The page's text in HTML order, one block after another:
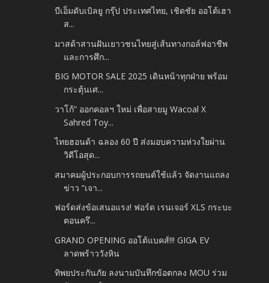
บีเอ็มดับเบิลยู กรุ๊ป ประเทศไทย, เชิดชัย ออโต้เฮา
ส...
มาสด้าสานฝันเยาวชนไทยสู่เส้นทางกอล์ฟอาชีพ
และการศึก...
BIG MOTOR SALE 2025 เดินหน้าทุกฝ่าย พร้อม
กระตุ้นเศ...
วาโก้” ออกคอลฯ ใหม่ เพื่อสายมู Wacoal X
Sahred Toy...
ไทยฮอนด้า ฉลอง 60 ปี ส่งมอบความห่วงใยผ่าน
วิดีโอสุด...
สมาคมผู้ประกอบการรถยนต์ใช้แล้ว จัดงานแถลง
ข่าว “เจา...
ฟอร์ดส่งข้อเสนอแรง! ฟอร์ด เรนเจอร์ XLS กระบะ
ตอนครึ...
GRAND OPENING ออโต้แบคส์!!! GIGA EV
ลาดพร้าววังหิน
ทิพยประกันภัย ลงนามบันทึกข้อตกลง MOU ร่วม